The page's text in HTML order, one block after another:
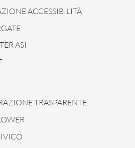
ACCESSIBILITÀ
ASI
TRASPARENTE